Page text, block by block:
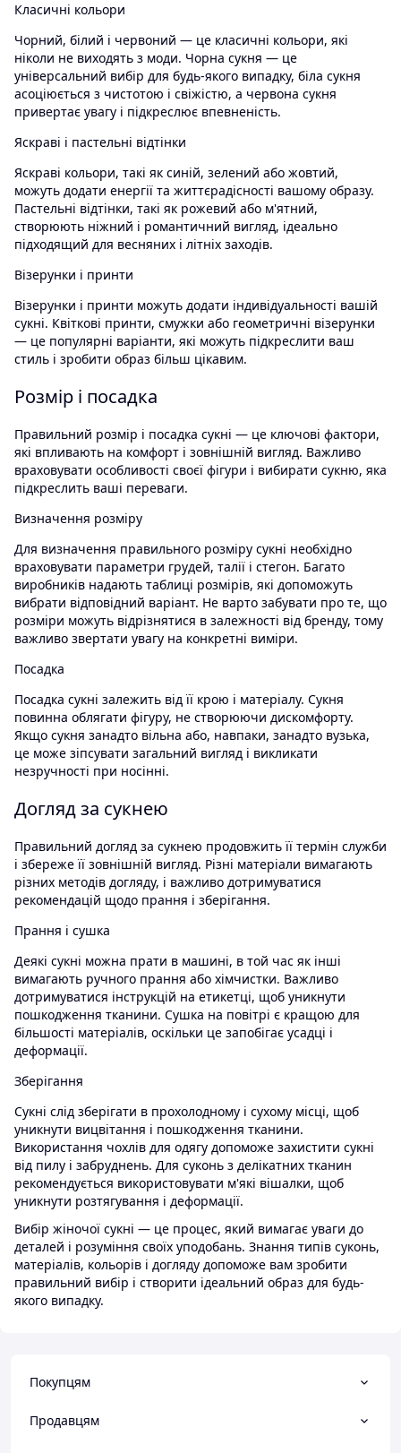
Класичні кольори
Чорний, білий і червоний — це класичні кольори, які
ніколи не виходять з моди. Чорна сукня — це
універсальний вибір для будь-якого випадку, біла сукня
асоціюється з чистотою і свіжістю, а червона сукня
привертає увагу і підкреслює впевненість.
Яскраві і пастельні відтінки
Яскраві кольори, такі як синій, зелений або жовтий,
можуть додати енергії та життєрадісності вашому образу.
Пастельні відтінки, такі як рожевий або м'ятний,
створюють ніжний і романтичний вигляд, ідеально
підходящий для весняних і літніх заходів.
Візерунки і принти
Візерунки і принти можуть додати індивідуальності вашій
сукні. Квіткові принти, смужки або геометричні візерунки
— це популярні варіанти, які можуть підкреслити ваш
стиль і зробити образ більш цікавим.
Розмір і посадка
Правильний розмір і посадка сукні — це ключові фактори,
які впливають на комфорт і зовнішній вигляд. Важливо
враховувати особливості своєї фігури і вибирати сукню, яка
підкреслить ваші переваги.
Визначення розміру
Для визначення правильного розміру сукні необхідно
враховувати параметри грудей, талії і стегон. Багато
виробників надають таблиці розмірів, які допоможуть
вибрати відповідний варіант. Не варто забувати про те, що
розміри можуть відрізнятися в залежності від бренду, тому
важливо звертати увагу на конкретні виміри.
Посадка
Посадка сукні залежить від її крою і матеріалу. Сукня
повинна облягати фігуру, не створюючи дискомфорту.
Якщо сукня занадто вільна або, навпаки, занадто вузька,
це може зіпсувати загальний вигляд і викликати
незручності при носінні.
Догляд за сукнею
Правильний догляд за сукнею продовжить її термін служби
і збереже її зовнішній вигляд. Різні матеріали вимагають
різних методів догляду, і важливо дотримуватися
рекомендацій щодо прання і зберігання.
Прання і сушка
Деякі сукні можна прати в машині, в той час як інші
вимагають ручного прання або хімчистки. Важливо
дотримуватися інструкцій на етикетці, щоб уникнути
пошкодження тканини. Сушка на повітрі є кращою для
більшості матеріалів, оскільки це запобігає усадці і
деформації.
Зберігання
Сукні слід зберігати в прохолодному і сухому місці, щоб
уникнути вицвітання і пошкодження тканини.
Використання чохлів для одягу допоможе захистити сукні
від пилу і забруднень. Для суконь з делікатних тканин
рекомендується використовувати м'які вішалки, щоб
уникнути розтягування і деформації.
Вибір жіночої сукні — це процес, який вимагає уваги до
деталей і розуміння своїх уподобань. Знання типів суконь,
матеріалів, кольорів і догляду допоможе вам зробити
правильний вибір і створити ідеальний образ для будь-
якого випадку.
Покупцям
Продавцям